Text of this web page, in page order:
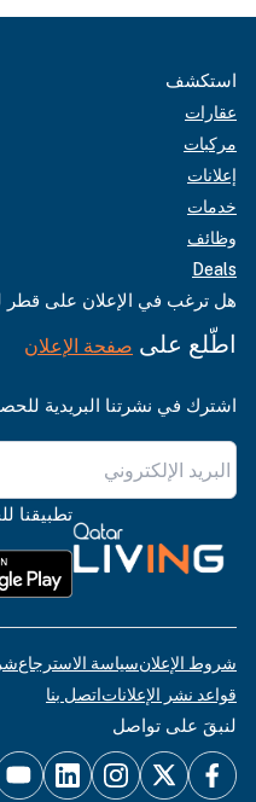
استكشف
عقارات
مركبات
إعلانات
خدمات
وظائف
Deals
هل ترغب في الإعلان على قطر
اطّلع على صفحة الإعلان
اشترك في نشرتنا البريدية
تطبيقنا
شروط الإعلانسياسة الاسترجاع
قواعد نشر الإعلاناتاتصل بنا
لنبقَ على تواصل